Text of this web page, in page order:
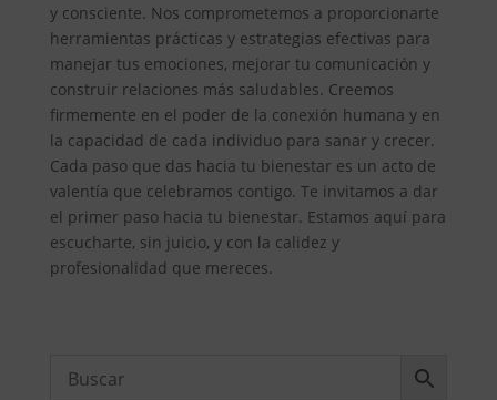
y consciente. Nos comprometemos a proporcionarte
herramientas prácticas y estrategias efectivas para
manejar tus emociones, mejorar tu comunicación y
construir relaciones más saludables. Creemos
firmemente en el poder de la conexión humana y en
la capacidad de cada individuo para sanar y crecer.
Cada paso que das hacia tu bienestar es un acto de
valentía que celebramos contigo. Te invitamos a dar
el primer paso hacia tu bienestar. Estamos aquí para
escucharte, sin juicio, y con la calidez y
profesionalidad que mereces.